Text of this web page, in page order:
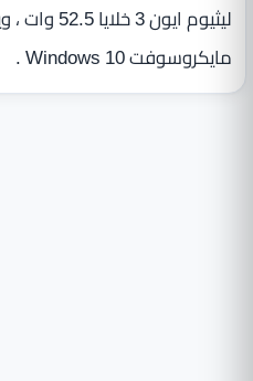
ليثيوم
مايكروسوفت Windows 10 .